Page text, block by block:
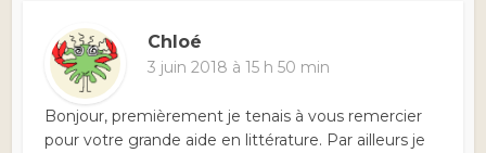
Chloé
3 juin 2018 à 15 h 50 min
Bonjour, premièrement je tenais à vous remercier
pour votre grande aide en littérature. Par ailleurs je